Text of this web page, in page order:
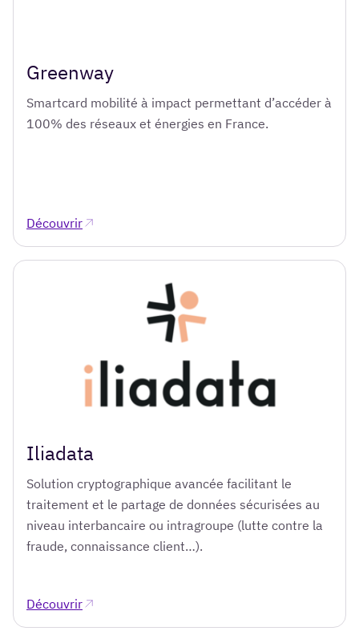
Greenway
Smartcard mobilité à impact permettant d’accéder à
100% des réseaux et énergies en France.
Découvrir
Iliadata
Solution cryptographique avancée facilitant le
traitement et le partage de données sécurisées au
niveau interbancaire ou intragroupe (lutte contre la
fraude, connaissance client…).
Découvrir